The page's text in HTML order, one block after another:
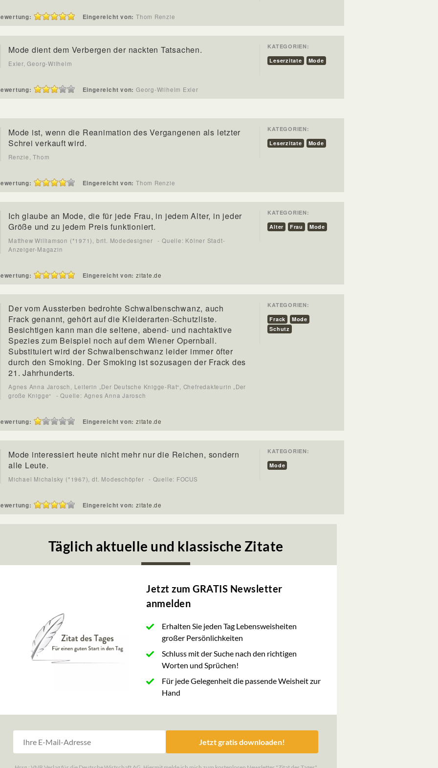
Eingereicht von: Thom Renzie
Mode dient dem Verbergen der nackten Tatsachen.
Exler, Georg-Wilhelm
KATEGORIEN:
Leserzitate
Mode
Eingereicht von: Georg-Wilhelm Exler
Mode ist, wenn die Reanimation des Vergangenen als letzter
Schrei verkauft wird.
Renzie, Thom
KATEGORIEN:
Leserzitate
Mode
Eingereicht von: Thom Renzie
Ich glaube an Mode, die für jede Frau, in jedem Alter, in jeder
Größe und zu jedem Preis funktioniert.
Matthew Williamson (*1971), brit. Modedesigner
- Quelle: Kölner Stadt-
Anzeiger-Magazin
KATEGORIEN:
Alter
Frau Mode
Eingereicht von: zitate.de
Der vom Aussterben bedrohte Schwalbenschwanz, auch
Frack genannt, gehört auf die Kleiderarten-Schutzliste.
Besichtigen kann man die seltene, abend- und nachtaktive
Spezies zum Beispiel noch auf dem Wiener Opernball.
Substituiert wird der Schwalbenschwanz leider immer öfter
durch den Smoking. Der Smoking ist sozusagen der Frack des
21. Jahrhunderts.
Agnes Anna Jarosch, Leiterin „Der Deutsche Knigge-Rat“, Chefredakteurin „Der
große Knigge“
- Quelle: Agnes Anna Jarosch
KATEGORIEN:
Frack
Mode
Schutz
Eingereicht von: zitate.de
Mode interessiert heute nicht mehr nur die Reichen, sondern
alle Leute.
Michael Michalsky (*1967), dt. Modeschöpfer - Quelle: FOCUS
KATEGORIEN:
Mode
Eingereicht von: zitate.de